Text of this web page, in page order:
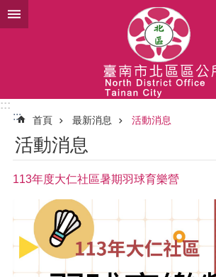
跳到主要內容區塊
:::
:::
首頁 最新消息 活動消息
活動消息
113年度大仁社區暑期羽球育樂營